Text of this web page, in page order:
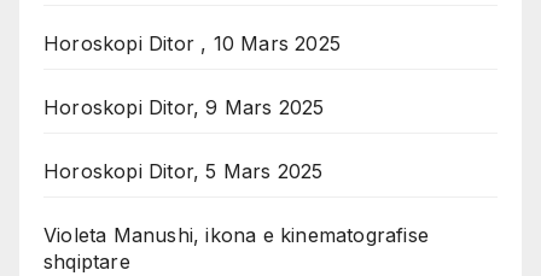
Horoskopi Ditor , 10 Mars 2025
Horoskopi Ditor, 9 Mars 2025
Horoskopi Ditor, 5 Mars 2025
Violeta Manushi, ikona e kinematografise
shqiptare